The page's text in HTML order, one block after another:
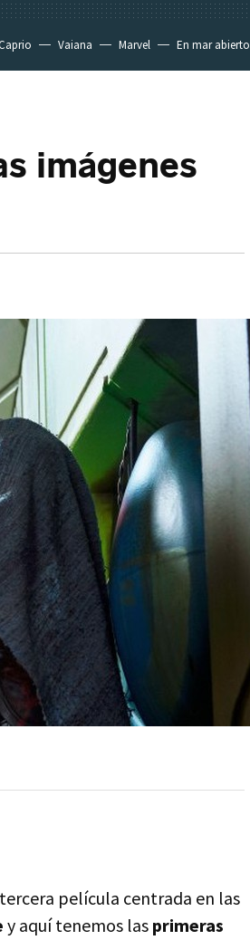
Vaiana Marvel En mar abierto
imágenes
película centrada en las
y aquí tenemos las primeras